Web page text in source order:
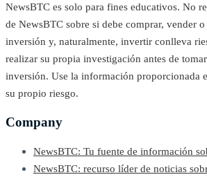
NewsBTC es solo para fines educativos. No
de NewsBTC sobre si debe comprar, vender
inversión y, naturalmente, invertir conlleva
realizar su propia investigación antes de
inversión. Use la información proporcionada
su propio riesgo.
Company
NewsBTC: Tu fuente de información
NewsBTC: recurso líder de noticias